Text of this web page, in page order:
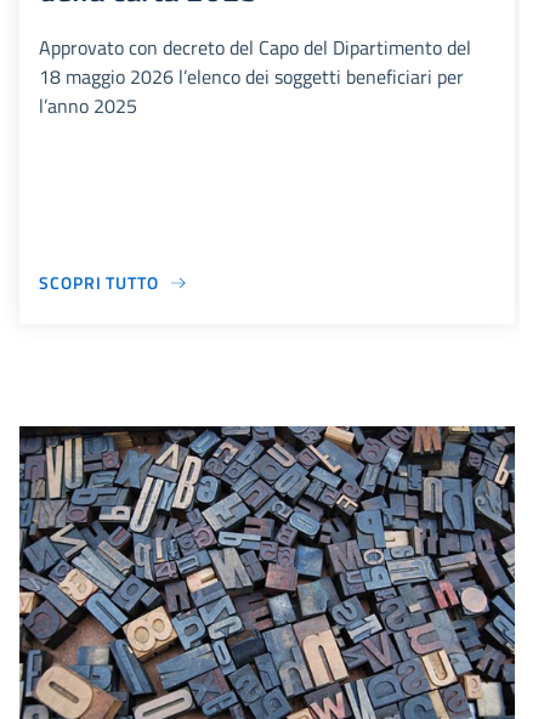
Approvato con decreto del Capo del Dipartimento del
18 maggio 2026 l’elenco dei soggetti beneficiari per
l’anno 2025
SCOPRI TUTTO